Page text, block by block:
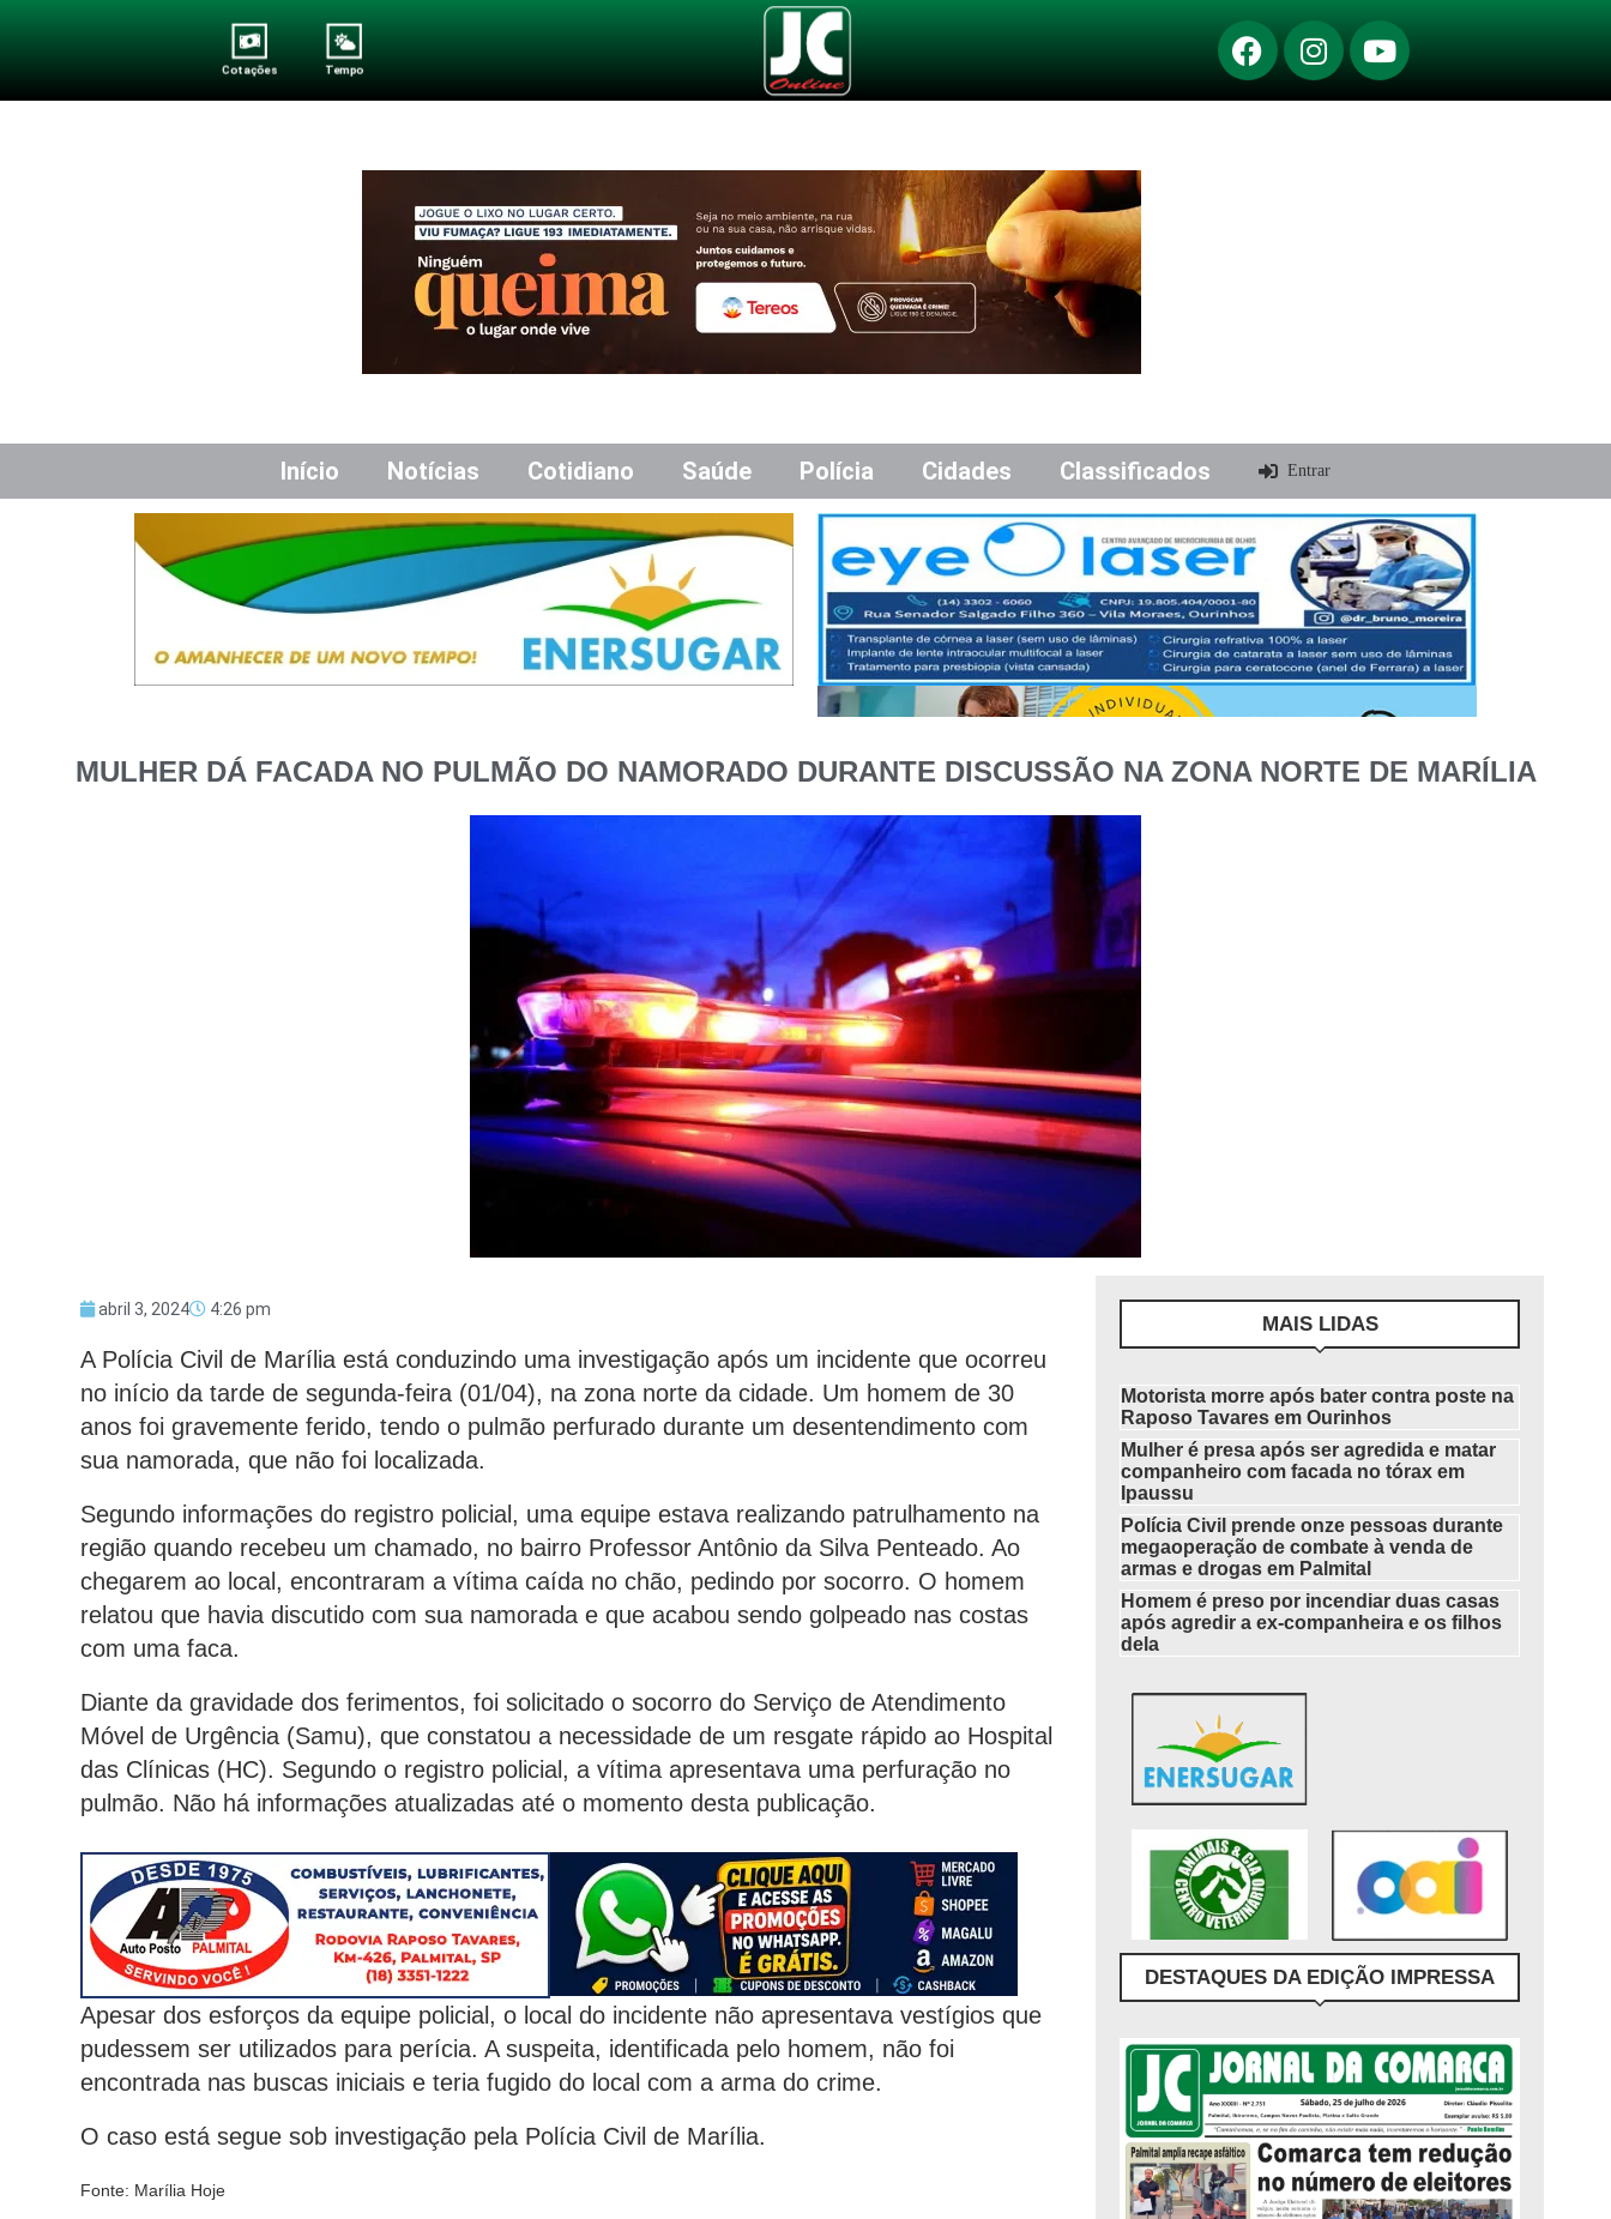
Cotações Tempo
Início Notícias Cotidiano Saúde Polícia Cidades Classificados Entrar
MULHER DÁ FACADA NO PULMÃO DO NAMORADO DURANTE DISCUSSÃO NA ZONA NORTE DE MARÍLIA
abril 3, 2024 4:26 pm
A Polícia Civil de Marília está conduzindo uma investigação após um incidente que ocorreu
no início da tarde de segunda-feira (01/04), na zona norte da cidade. Um homem de 30
anos foi gravemente ferido, tendo o pulmão perfurado durante um desentendimento com
sua namorada, que não foi localizada.
Segundo informações do registro policial, uma equipe estava realizando patrulhamento na
região quando recebeu um chamado, no bairro Professor Antônio da Silva Penteado. Ao
chegarem ao local, encontraram a vítima caída no chão, pedindo por socorro. O homem
relatou que havia discutido com sua namorada e que acabou sendo golpeado nas costas
com uma faca.
Diante da gravidade dos ferimentos, foi solicitado o socorro do Serviço de Atendimento
Móvel de Urgência (Samu), que constatou a necessidade de um resgate rápido ao Hospital
das Clínicas (HC). Segundo o registro policial, a vítima apresentava uma perfuração no
pulmão. Não há informações atualizadas até o momento desta publicação.
Apesar dos esforços da equipe policial, o local do incidente não apresentava vestígios que
pudessem ser utilizados para perícia. A suspeita, identificada pelo homem, não foi
encontrada nas buscas iniciais e teria fugido do local com a arma do crime.
O caso está segue sob investigação pela Polícia Civil de Marília.
Fonte: Marília Hoje
MAIS LIDAS
Motorista morre após bater contra poste na
Raposo Tavares em Ourinhos
Mulher é presa após ser agredida e matar
companheiro com facada no tórax em
Ipaussu
Polícia Civil prende onze pessoas durante
megaoperação de combate à venda de
armas e drogas em Palmital
Homem é preso por incendiar duas casas
após agredir a ex-companheira e os filhos
dela
DESTAQUES DA EDIÇÃO IMPRESSA